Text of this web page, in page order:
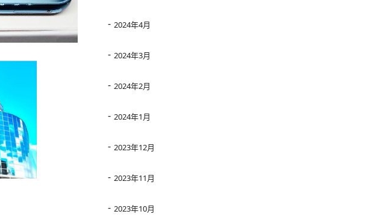
2024年4月
2024年3月
2024年2月
2024年1月
2023年12月
2023年11月
2023年10月